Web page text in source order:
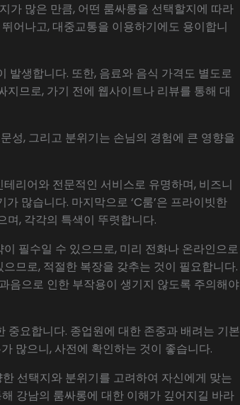
가 많은 만큼, 어떤 룸싸롱을 선택할지에 따라
어나고, 대중교통을 이용하기에도 용이합니
발생합니다. 또한, 음료와 음식 가격도 별도로
므로, 가기 전에 웹사이트나 리뷰를 통해 대
성, 그리고 분위기는 손님의 경험에 큰 영향을
테리어와 전문적인 서비스로 유명하며, 비즈니
많습니다. 마지막으로 ‘C룸’은 프라이빗한
며, 각각의 특색이 뚜렷합니다.
필수일 수 있으므로, 미리 전화나 온라인으로
므로, 적절한 복장을 갖추는 것이 필요합니다.
음으로 인한 부작용이 생기지 않도록 주의해야
요합니다. 종업원에 대한 존중과 배려는 기본
많으니, 사전에 확인하는 것이 좋습니다.
선택지와 분위기를 고려하여 자신에게 맞는
강남의 룸싸롱에 대한 이해가 깊어지길 바라